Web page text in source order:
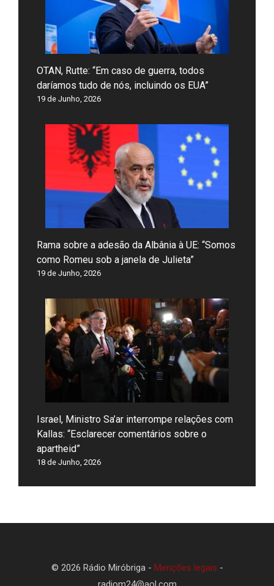
OTAN, Rutte: “Em caso de guerra, todos
daríamos tudo de nós, incluindo os EUA”
19 de Junho, 2026
Rama sobre a adesão da Albânia à UE: “Somos
como Romeu sob a janela de Julieta”
19 de Junho, 2026
Israel, Ministro Sa’ar interrompe relações com
Kallas: “Esclarecer comentários sobre o
apartheid”
18 de Junho, 2026
© 2026 Rádio Miróbriga - Menções legais -